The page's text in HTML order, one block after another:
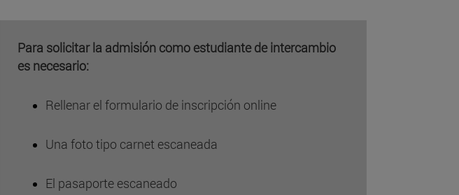
Para solicitar la admisión como estudiante de intercambio
es necesario:
Rellenar el formulario de inscripción online
Una foto tipo carnet escaneada
El pasaporte escaneado